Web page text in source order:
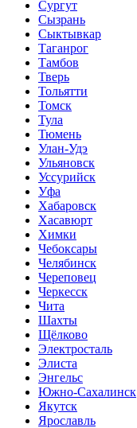
Сургут
Сызрань
Сыктывкар
Таганрог
Тамбов
Тверь
Тольятти
Томск
Тула
Тюмень
Улан-Удэ
Ульяновск
Уссурийск
Уфа
Хабаровск
Хасавюрт
Химки
Чебоксары
Челябинск
Череповец
Черкесск
Чита
Шахты
Щёлково
Электросталь
Элиста
Энгельс
Южно-Сахалинск
Якутск
Ярославль